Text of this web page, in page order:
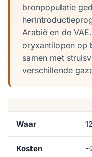
bronpopulatie
Arabië en de
oryxantilopen op
samen met
verschillende
Waar
Kosten